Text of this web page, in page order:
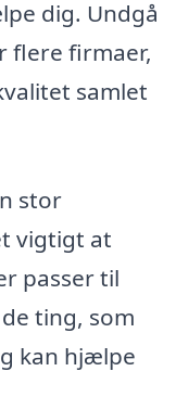
dig. Undgå
flere firmaer,
samlet
stor
vigtigt at
passer til
ting, som
kan hjælpe